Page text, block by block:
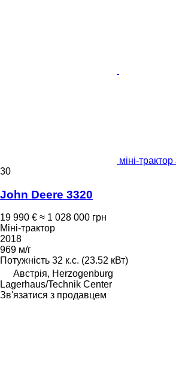
міні-
30
John Deere 3320
19 990 € ≈ 1 028 000 грн
Міні-трактор
2018
969 м/г
Потужність 32 к.с. (23.52 кВт)
Австрія, Herzogenburg
Lagerhaus/Technik Center
Зв'язатися з продавцем